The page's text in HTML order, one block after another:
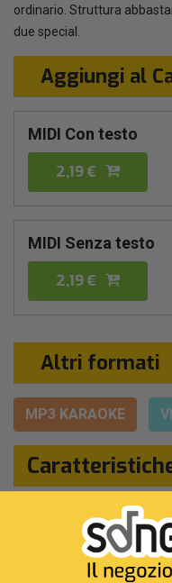
ordinario. Struttura
due special.
Aggiungi al
MIDI Con testo
2,19 €
MIDI Senza testo
2,19 €
Altri formati
MP3 KARAOKE
Interprete Originale:
Pop/rock
P.Bruni -